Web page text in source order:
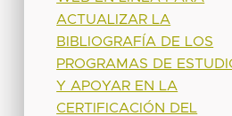
ACTUALIZAR LA
BIBLIOGRAFÍA DE LOS
PROGRAMAS DE
Y APOYAR EN LA
CERTIFICACIÓN DEL